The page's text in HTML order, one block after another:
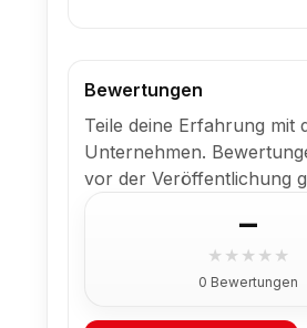
Bewertungen
Teile deine Erfahrung mit
Unternehmen.
vor der Veröffentlichung
–
★ ★ ★ ★ ★
0 Bewertungen